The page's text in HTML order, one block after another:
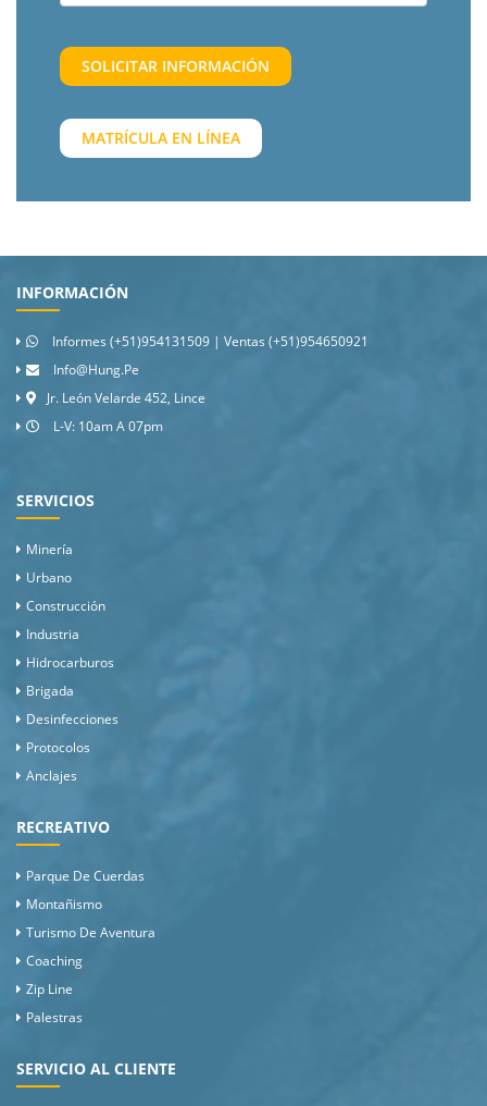
SOLICITAR INFORMACIÓN
MATRÍCULA EN LÍNEA
INFORMACIÓN
Informes (+51)954131509 | Ventas (+51)954650921
Info@hung.pe
Jr. León Velarde 452, Lince
L-V: 10am A 07pm
SERVICIOS
Minería
Urbano
Construcción
Industria
Hidrocarburos
Brigada
Desinfecciones
Protocolos
Anclajes
RECREATIVO
Parque De Cuerdas
Montañismo
Turismo De Aventura
Coaching
Zip Line
Palestras
SERVICIO AL CLIENTE